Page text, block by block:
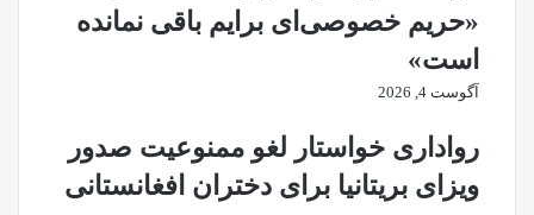
«حریم خصوصی‌ای برایم باقی نمانده
است»
آگوست 4, 2026
رواداری خواستار لغو ممنوعیت صدور
ویزای بریتانیا برای دختران افغانستانی